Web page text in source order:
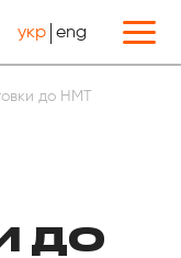
укр eng
до НМТ
ДО